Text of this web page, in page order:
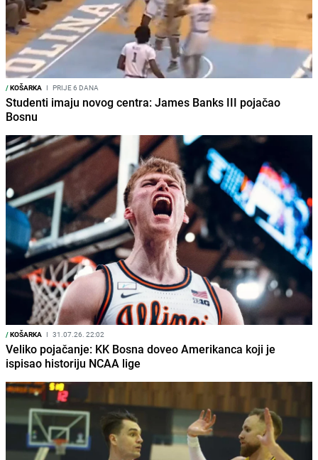
/KOŠARKA I PRIJE 6 DANA
Studenti imaju novog centra: James Banks III pojačao
Bosnu
/KOŠARKA I 31.07.26. 22:02
Veliko pojačanje: KK Bosna doveo Amerikanca koji je
ispisao historiju NCAA lige